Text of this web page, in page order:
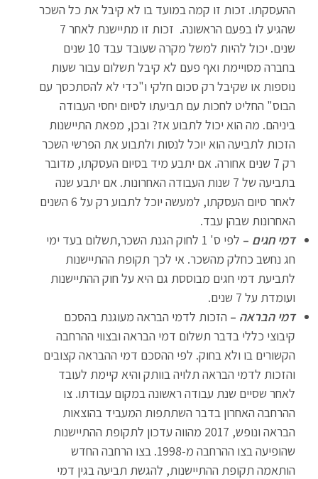
ההעסקתו. זכות זו קמה במועד בו לא קיבל את כל השכר
שהגיע לו בפעם הראשונה. זכות זו מתיישנת לאחר 7
שנים. יכול להיות למשל מקרה שעובד עבד 10 שנים
בחברה מסויימת ואף פעם לא קיבל תשלום עבור שעות
נוספות או שקיבל רק סכום חלקי ו"כדי לא להסתכסך עם
הבוס" החליט לחכות עם תביעתו לסיום יחסי העבודה
ביניהם. מה הוא יכול לתבוע אז? ובכן, מפאת התיישנות
הזכות לתביעה הוא יוכל לנסות ולתבוע את הפרשי השכר
רק 7 שנים אחורה. אם יתבע מיד בסיום העסקתו, מדובר
בתביעה של 7 שנות העבודה האחרונות. אם יתבע שנה
לאחר סיום העסקתו, למעשה יוכל לתבוע רק על 6 השנים
האחרונות שבהן עבד.
דמי חגים –
לפי ס' 1 לחוק הגנת השכר,תשלום בעד ימי
חג נחשב כחלק מהשכר. אי לכך תקופת ההתיישנות
לתביעת דמי חגים מבוססת גם היא על חוק ההתיישנות
ועומדת על 7 שנים.
דמי הבראה – הזכות לדמי הבראה מעוגנת בהסכם
קיבוצי כללי בדבר תשלום דמי הבראה ובצווי ההרחבה
הקשורים בו ולא בחוק. לפי ההסכם דמי ההבראה קצובים
והזכות לדמי הבראה תלויה בוותק והיא קיימת לעובד
לאחר שסיים שנת עבודה ראשונה במקום עבודתו. צו
ההרחבה האחרון בדבר השתתפות המעביד בהוצאות
הבראה ונופש, 2017 מהווה עדכון לתקופת ההתיישנות
שהופיעה בצו ההרחבה מ-1998. בצו הרחבה החדש
הותאמה תקופת ההתיישנות, להגשת תביעה בגין דמי